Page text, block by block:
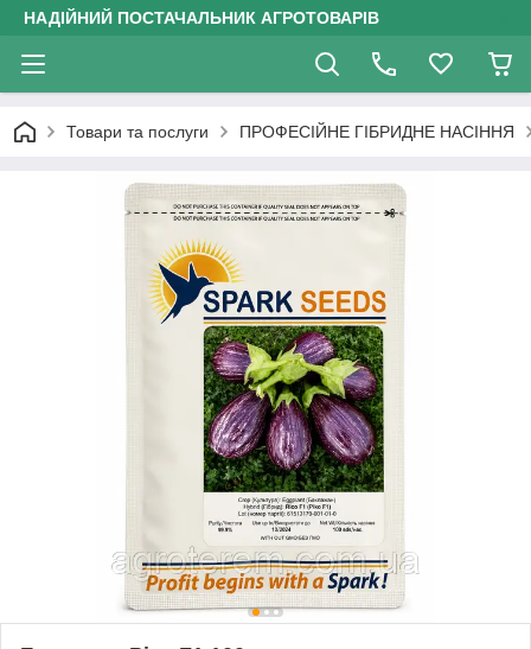
НАДІЙНИЙ ПОСТАЧАЛЬНИК АГРОТОВАРІВ
Товари та послуги ПРОФЕСІЙНЕ ГІБРИДНЕ НАСІННЯ